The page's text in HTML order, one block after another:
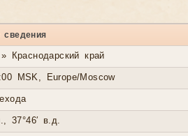
Краснодарский край
MSK, Europe/Moscow
37°46′ в.д.